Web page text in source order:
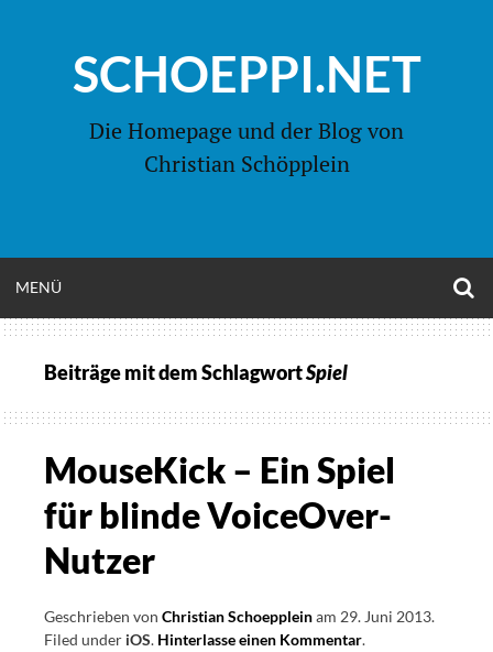
springenSCHOEPPI.NET
Die Homepage und der Blog von
Christian Schöpplein
MENÜ
Beiträge mit dem SchlagwortSpiel
MouseKick – Ein Spiel
für blinde VoiceOver-
Nutzer
Geschrieben von Christian Schoeppleinam 29. Juni 2013.
Filed under iOS. Hinterlasse einen Kommentaron
.